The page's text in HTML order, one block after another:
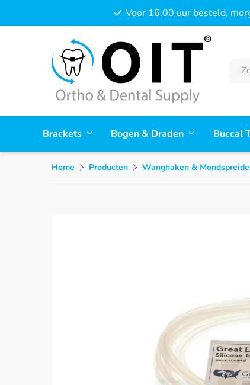
Voor 16.00 uur besteld,
Brackets Bogen & Draden Buccal
Home Producten Wanghaken &